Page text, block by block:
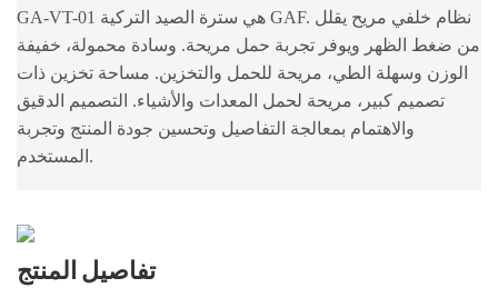
GA-VT-01 هي سترة الصيد التركية GAF. نظام خلفي مريح يقلل
من ضغط الظهر ويوفر تجربة حمل مريحة. وسادة محمولة، خفيفة
الوزن وسهلة الطي، مريحة للحمل والتخزين. مساحة تخزين ذات
تصميم كبير، مريحة لحمل المعدات والأشياء. التصميم الدقيق
والاهتمام بمعالجة التفاصيل وتحسين جودة المنتج وتجربة
المستخدم.
تفاصيل المنتج